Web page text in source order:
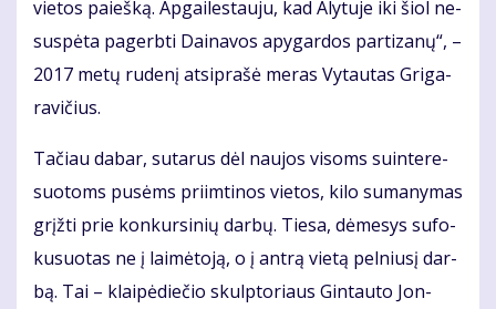
vie­tos pa­ieš­ką. Ap­gai­les­tau­ju, kad Aly­tu­je iki šiol ne­
su­spė­ta pa­gerb­ti Dai­na­vos apy­gar­dos par­ti­za­nų“, –
2017 me­tų ru­de­nį at­si­pra­šė me­ras Vy­tau­tas Gri­ga­
ra­vi­čius.
Ta­čiau da­bar, su­ta­rus dėl nau­jos vi­soms su­in­te­re­
suo­toms pu­sėms pri­im­ti­nos vie­tos, ki­lo su­ma­ny­mas
grįž­ti prie kon­kur­si­nių dar­bų. Tie­sa, dė­me­sys su­fo­
ku­suo­tas ne į lai­mė­to­ją, o į an­trą vie­tą pel­niu­sį dar­
bą. Tai – klai­pė­die­čio skulp­to­riaus Gin­tau­to Jon­